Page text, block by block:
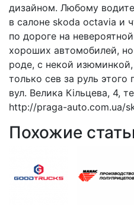
дизайном. Любому
в салоне skoda octavia и
по дороге на
хороших автомобилей,
роде, с некой
только сев за руль этого
вул. Велика Кільцева, 4,
http://praga-auto.com.ua/
Похожие